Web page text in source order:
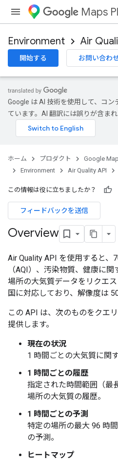
Maps
Environment Air
開始する お問い合わ
Google は AI 技術を使用して、コ
ています。AI 翻訳には誤りが含まれ
ホーム プロダクト Google
Environment
Air Quality API
この情報は役に立ちましたか？
フィードバックを送信
Overview
Air Quality API を使用すると、
（AQI）、汚染物質、健康に
場所の大気質データをリクエ
国に対応しており、解像度は
この API は、次のものをクエ
提供します。
現在の状況
1 時間ごとの大気質に関
1 時間ごとの履歴
指定された時間範囲（最
場所の大気質の履歴。
1 時間ごとの予測
特定の場所の最大 96 時
の予測。
ヒートマップ